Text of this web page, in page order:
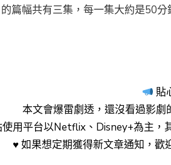
篇幅共有三集，每一集大約是50
貼
本文會爆雷劇透 ，還沒看過影
使用平台以Netflix、Disney+為主，
♥ 如果想定期獲得新文章通知，歡